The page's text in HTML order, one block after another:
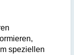
speziellen